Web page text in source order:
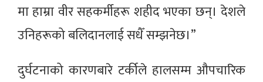
मा हाम्रा वीर सहकर्मीहरू शहीद भएका छन्। देशले
उनिहरूको बलिदानलाई सधैँ सम्झनेछ।”
दुर्घटनाको कारणबारे टर्कीले हालसम्म औपचारिक